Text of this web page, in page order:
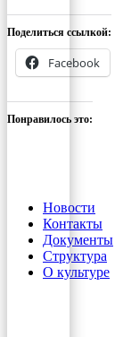
Поделиться ссылкой:
Facebook
Понравилось это:
Новости
Контакты
Документы
Структура
О культуре